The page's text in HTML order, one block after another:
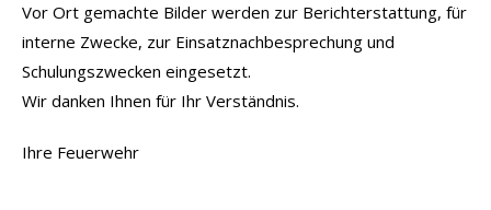
Vor Ort gemachte Bilder werden zur Berichterstattung, für
interne Zwecke, zur Einsatznachbesprechung und
Schulungszwecken eingesetzt.
Wir danken Ihnen für Ihr Verständnis.
Ihre Feuerwehr